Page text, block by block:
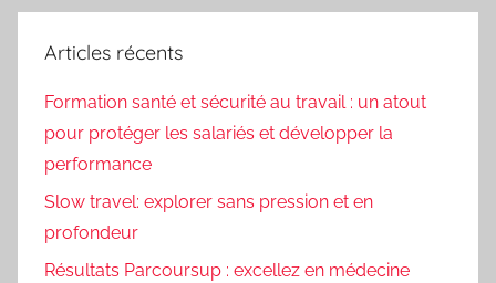
Articles récents
Formation santé et sécurité au travail : un atout
pour protéger les salariés et développer la
performance
Slow travel: explorer sans pression et en
profondeur
Résultats Parcoursup : excellez en médecine